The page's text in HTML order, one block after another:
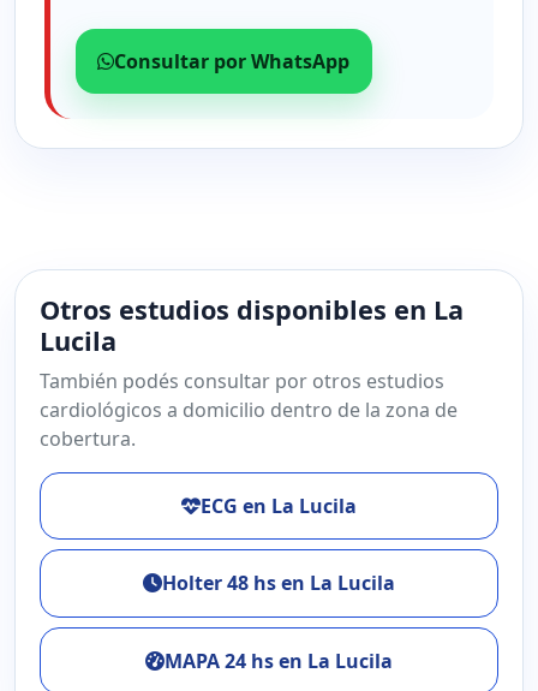
Consultar por WhatsApp
Otros estudios disponibles en La
Lucila
También podés consultar por otros estudios
cardiológicos a domicilio dentro de la zona de
cobertura.
ECG en La Lucila
Holter 48 hs en La Lucila
MAPA 24 hs en La Lucila